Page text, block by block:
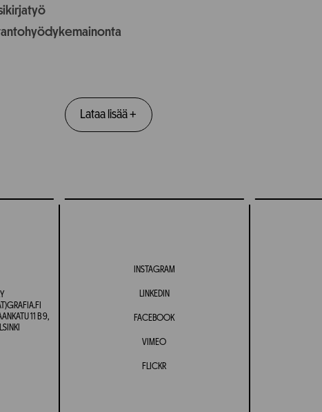
Lataa lisää+
11 B 9,
INSTAGRAM
LINKEDIN
FACEBOOK
VIMEO
FLICKR